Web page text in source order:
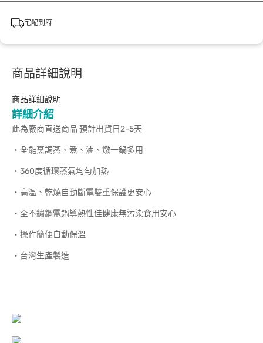
宅配到府
商品詳細說明
商品詳細說明
詳細介紹
此為廠商直送商品 預計出貨日2-5天
‧全能烹調蒸、煮、滷、燉一鍋多用
‧360度循環蒸氣均勻加熱
‧高溫、乾燒自動斷電雙重保護更安心
‧全不鏽鋼電鍋導熱性佳健康無污染食用安心
‧操作簡便自動保溫
‧台灣生產製造